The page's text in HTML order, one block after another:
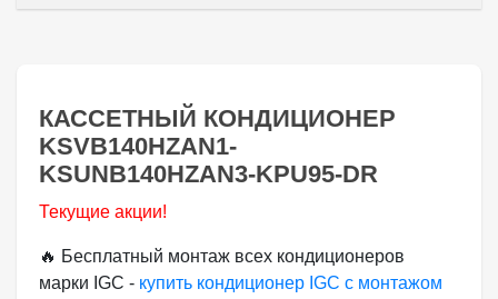
КАССЕТНЫЙ КОНДИЦИОНЕР
KSVB140HZAN1-
KSUNB140HZAN3-KPU95-DR
Текущие акции!
🔥 Бесплатный монтаж всех кондиционеров
марки IGC - купить кондиционер IGC с монтажом